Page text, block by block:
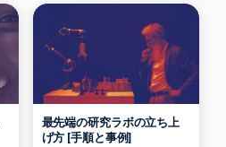
最先端の研究ラボの立ち上
げ方 [手順と事例]